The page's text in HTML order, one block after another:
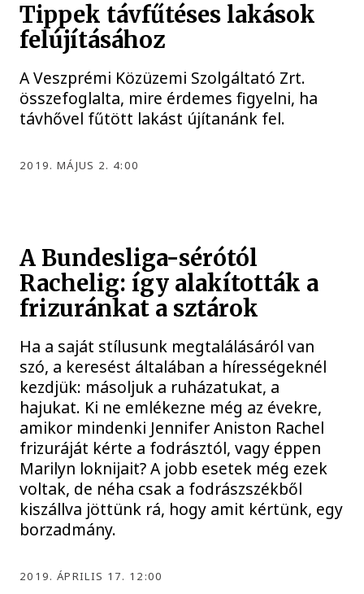
Tippek távfűtéses lakások
felújításához
A Veszprémi Közüzemi Szolgáltató Zrt.
összefoglalta, mire érdemes figyelni, ha
távhővel fűtött lakást újítanánk fel.
2019. MÁJUS 2. 4:00
A Bundesliga-sérótól
Rachelig: így alakították a
frizuránkat a sztárok
Ha a saját stílusunk megtalálásáról van
szó, a keresést általában a hírességeknél
kezdjük: másoljuk a ruházatukat, a
hajukat. Ki ne emlékezne még az évekre,
amikor mindenki Jennifer Aniston Rachel
frizuráját kérte a fodrásztól, vagy éppen
Marilyn loknijait? A jobb esetek még ezek
voltak, de néha csak a fodrászszékből
kiszállva jöttünk rá, hogy amit kértünk, egy
borzadmány.
2019. ÁPRILIS 17. 12:00